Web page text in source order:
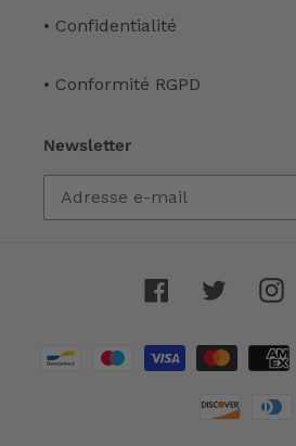
• Confidentialité
• Conformité RGPD
Newsletter
FacebookTwitter
Moyens
de